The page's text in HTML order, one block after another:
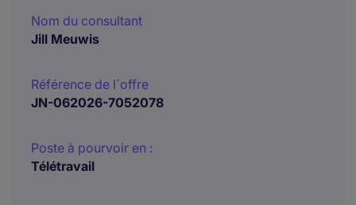
Nom du consultant
Jill Meuwis
Référence de l´offre
JN-062026-7052078
Poste à pourvoir en :
Télétravail